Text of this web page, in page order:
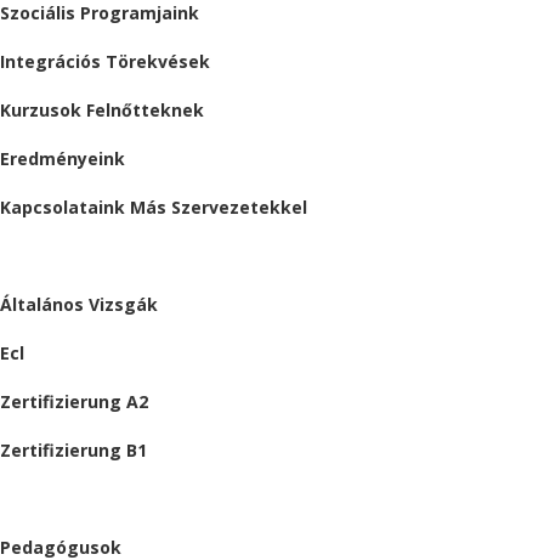
Szociális Programjaink
Integrációs Törekvések
Kurzusok Felnőtteknek
Eredményeink
Kapcsolataink Más Szervezetekkel
Általános Vizsgák
Ecl
Zertifizierung A2
Zertifizierung B1
Pedagógusok